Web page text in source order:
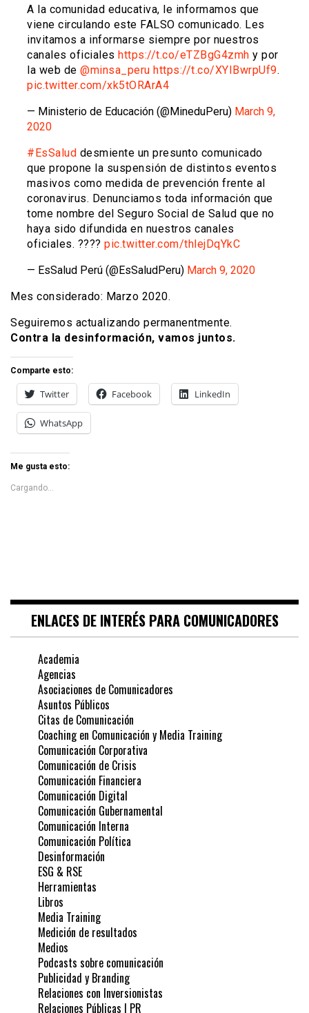
A la comunidad educativa, le informamos que
viene circulando este FALSO comunicado. Les
invitamos a informarse siempre por nuestros
canales oficiales https://t.co/eTZBgG4zmh y por
la web de @minsa_peru https://t.co/XYIBwrpUf9.
pic.twitter.com/xk5tORArA4
— Ministerio de Educación (@MineduPeru) March 9,
2020
#EsSalud desmiente un presunto comunicado
que propone la suspensión de distintos eventos
masivos como medida de prevención frente al
coronavirus. Denunciamos toda información que
tome nombre del Seguro Social de Salud que no
haya sido difundida en nuestros canales
oficiales. ???? pic.twitter.com/thlejDqYkC
— EsSalud Perú (@EsSaludPeru) March 9, 2020
Mes considerado: Marzo 2020.
Seguiremos actualizando permanentmente.
Contra la desinformación, vamos juntos.
Comparte esto:
Twitter Facebook LinkedIn
WhatsApp
Me gusta esto:
Cargando...
ENLACES DE INTERÉS PARA COMUNICADORES
Academia
Agencias
Asociaciones de Comunicadores
Asuntos Públicos
Citas de Comunicación
Coaching en Comunicación y Media Training
Comunicación Corporativa
Comunicación de Crisis
Comunicación Financiera
Comunicación Digital
Comunicación Gubernamental
Comunicación Interna
Comunicación Política
Desinformación
ESG & RSE
Herramientas
Libros
Media Training
Medición de resultados
Medios
Podcasts sobre comunicación
Publicidad y Branding
Relaciones con Inversionistas
Relaciones Públicas | PR